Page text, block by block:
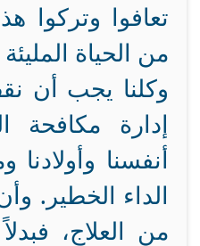
تعافوا وتركوا
من الحياة
وكلنا يجب أن
إدارة مكافحة
أنفسنا وأولادنا
الداء الخطير.
من العلاج،